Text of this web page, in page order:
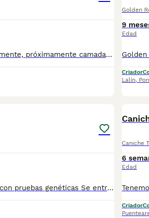
Akita americano. Criamos ocasionalmente, próximamente camada disponible. Pruebas oficiales de salud. Núcleo zoológico
Golden
9
Edad
Criador
Lalín,
Excelente camada labrador. Padres con pruebas genéticas Se entregan desparaditados y vacunados. Zona Rianxo
Caniche
6
Edad
Criador